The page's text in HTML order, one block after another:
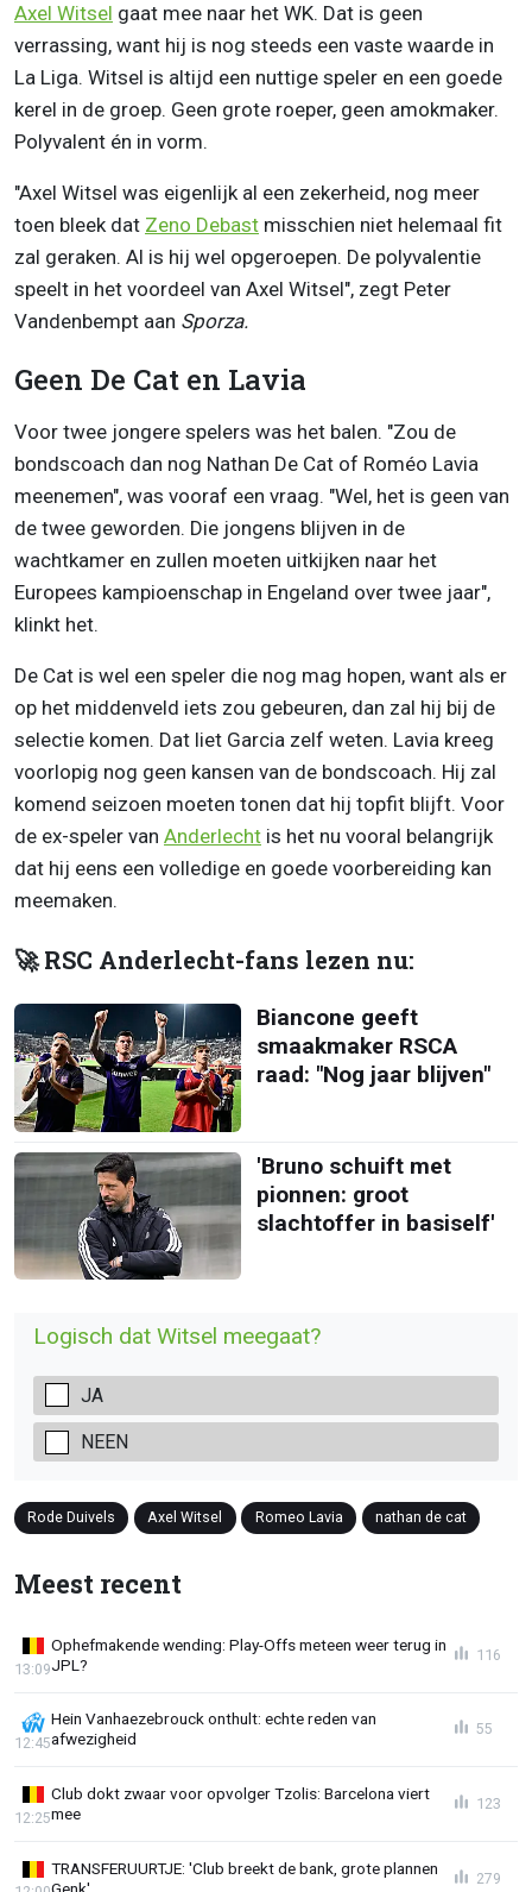
Axel Witsel gaat mee naar het WK. Dat is geen
verrassing, want hij is nog steeds een vaste waarde in
La Liga. Witsel is altijd een nuttige speler en een goede
kerel in de groep. Geen grote roeper, geen amokmaker.
Polyvalent én in vorm.
"Axel Witsel was eigenlijk al een zekerheid, nog meer
toen bleek dat Zeno Debast misschien niet helemaal fit
zal geraken. Al is hij wel opgeroepen. De polyvalentie
speelt in het voordeel van Axel Witsel", zegt Peter
Vandenbempt aan Sporza.
Geen De Cat en Lavia
Voor twee jongere spelers was het balen. "Zou de
bondscoach dan nog Nathan De Cat of Roméo Lavia
meenemen", was vooraf een vraag. "Wel, het is geen van
de twee geworden. Die jongens blijven in de
wachtkamer en zullen moeten uitkijken naar het
Europees kampioenschap in Engeland over twee jaar",
klinkt het.
De Cat is wel een speler die nog mag hopen, want als er
op het middenveld iets zou gebeuren, dan zal hij bij de
selectie komen. Dat liet Garcia zelf weten. Lavia kreeg
voorlopig nog geen kansen van de bondscoach. Hij zal
komend seizoen moeten tonen dat hij topfit blijft. Voor
de ex-speler van Anderlecht is het nu vooral belangrijk
dat hij eens een volledige en goede voorbereiding kan
meemaken.
🚀 RSC Anderlecht-fans lezen nu:
Biancone geeft
smaakmaker RSCA
raad: "Nog jaar blijven"
'Bruno schuift met
pionnen: groot
slachtoffer in basiself'
Logisch dat Witsel meegaat?
JA
NEEN
Rode Duivels Axel Witsel Romeo Lavia nathan de cat
Meest recent
Ophefmakende wending: Play-Offs meteen weer terug in
JPL?
13:09
116
Hein Vanhaezebrouck onthult: echte reden van
afwezigheid
12:45
55
Club dokt zwaar voor opvolger Tzolis: Barcelona viert
mee
12:25
123
TRANSFERUURTJE: 'Club breekt de bank, grote plannen
Genk'
279